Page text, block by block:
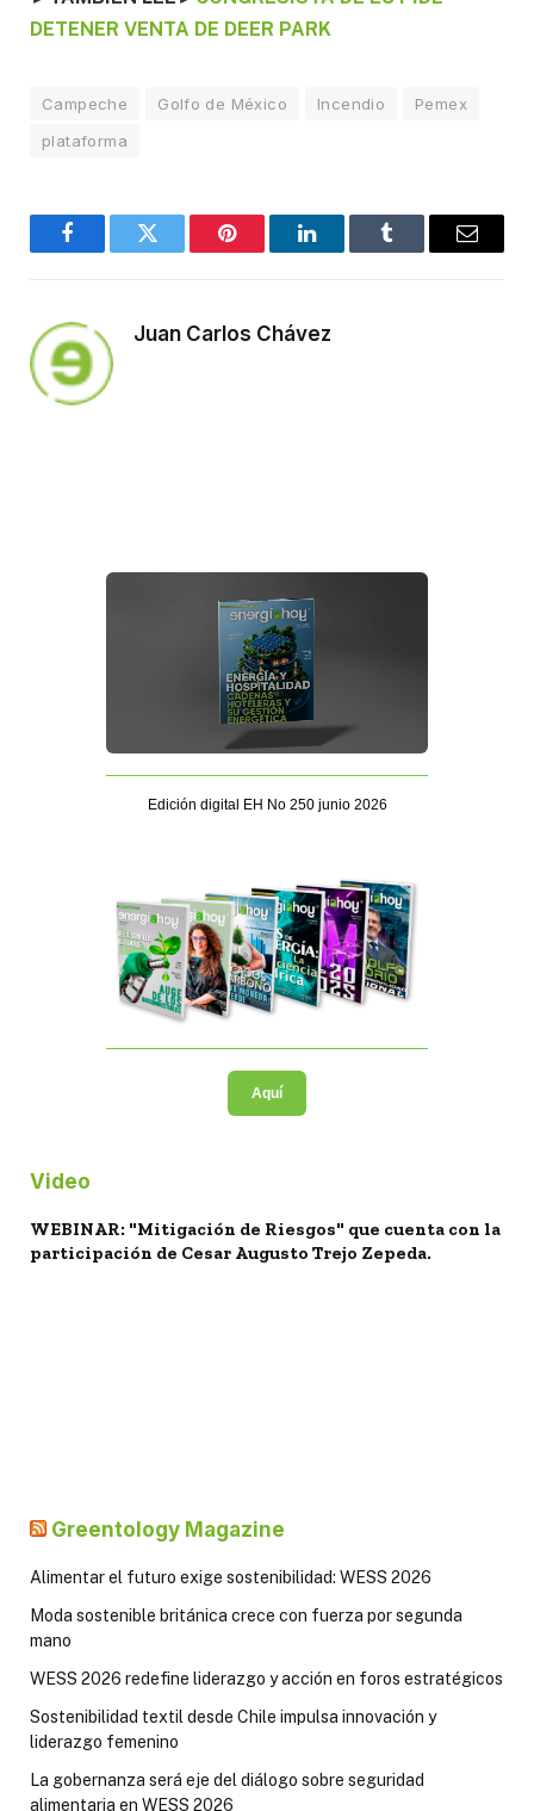
DETENER VENTA DE DEER PARK
Campeche Golfo de México Incendio
Pemex
plataforma
FacebookTwitter Pinterest LinkedInTumblr Email
Juan Carlos Chávez
Edición digital EH No 250 junio 2026
Aquí
Video
WEBINAR: "Mitigación de Riesgos" que cuenta con la
participación de Cesar Augusto Trejo Zepeda.
Greentology Magazine
Alimentar el futuro exige sostenibilidad: WESS 2026
Moda sostenible británica crece con fuerza por segunda
mano
WESS 2026 redefine liderazgo y acción en foros estratégicos
Sostenibilidad textil desde Chile impulsa innovación y
liderazgo femenino
La gobernanza será eje del diálogo sobre seguridad
alimentaria en WESS 2026